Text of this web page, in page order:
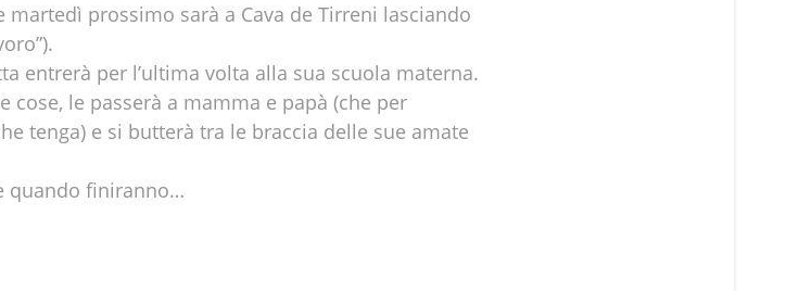
prossimo sarà a Cava de Tirreni lasciando
entrerà per l’ultima volta alla sua scuola materna.
le passerà a mamma e papà (che per
tenga) e si butterà tra le braccia delle sue amate
quando finiranno…